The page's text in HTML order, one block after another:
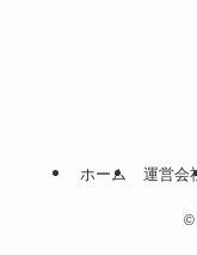
ホーム 運営会
©